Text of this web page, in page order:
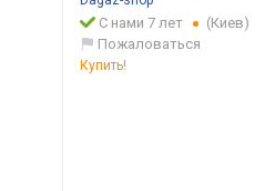
С нами 7 лет
(Киев)
Пожаловаться
Купить!